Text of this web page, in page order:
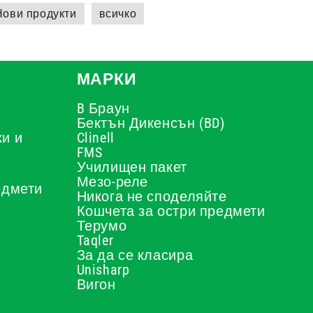
продукти всичко
и
МАРКИ
B Браун
Бектън Дикенсън (BD)
Clinell
FMS
Училищен пакет
Мезо-реле
Никога не споделяйте
Кошчета за остри предмети
Терумо
Taqler
За да се класира
Unisharp
Вигон